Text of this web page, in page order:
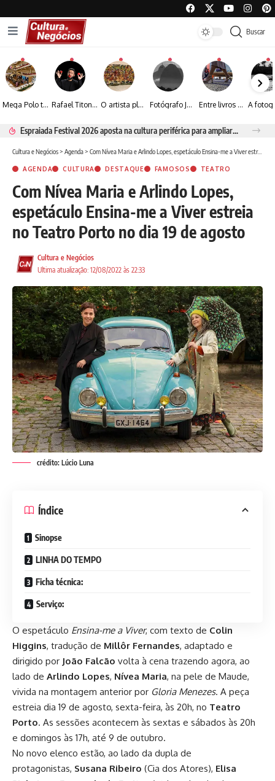
Buscar
Mega Polo transforma lançamento de coleção em plataforma nacional de negócios e projeta crescimento de mais de 15% Rafael Titonelly leva magia e acolhimento a crianças em tratamento oncológico em Juiz de Fora O artista plástico Jorge Luiz transforma sustentabilidade e criatividade em arte contemporânea Fotógrafo José Roberto apresenta um olhar sensível sobre arquitetura, formas e luz na fotografia Entre livros e fotografia autoral, Sebastião Reis consolida uma trajetória marcada pelo olhar artístico
Espraiada Festival 2026 aposta na cultura periférica para ampliar oportunidades na zona sul
Cultura e Negócios> Agenda> Com Nívea Maria e Arlindo Lopes, espetáculo Ensina-me a Viver estreia no Teatro Porto no dia 19 de agosto
AGENDA CULTURA DESTAQUE FAMOSOS TEATRO
Com Nívea Maria e Arlindo Lopes,
espetáculo Ensina-me a Viver estreia
no Teatro Porto no dia 19 de agosto
Ultima atualização: 12/08/2022 às 22:33
Cultura e Negócios
crédito: Lúcio Luna
Índice
Sinopse
LINHA DO TEMPO
Ficha técnica:
Serviço:
O espetáculo Ensina-me a Viver, com texto de Colin
Higgins, tradução de Millôr Fernandes, adaptado e
dirigido por João Falcão volta à cena trazendo agora, ao
lado de Arlindo Lopes, Nívea Maria, na pele de Maude,
vivida na montagem anterior por Gloria Menezes. A peça
estreia dia 19 de agosto, sexta-feira, às 20h, no Teatro
Porto. As sessões acontecem às sextas e sábados às 20h
e domingos às 17h, até 9 de outubro.
No novo elenco estão, ao lado da dupla de
protagonistas, Susana Ribeiro (Cia dos Atores), Elisa